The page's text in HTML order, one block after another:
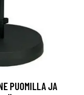
PUOMILLA JA